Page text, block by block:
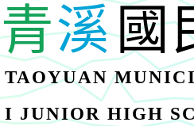
青溪國
TAOYUAN
I JUNIOR HIGH